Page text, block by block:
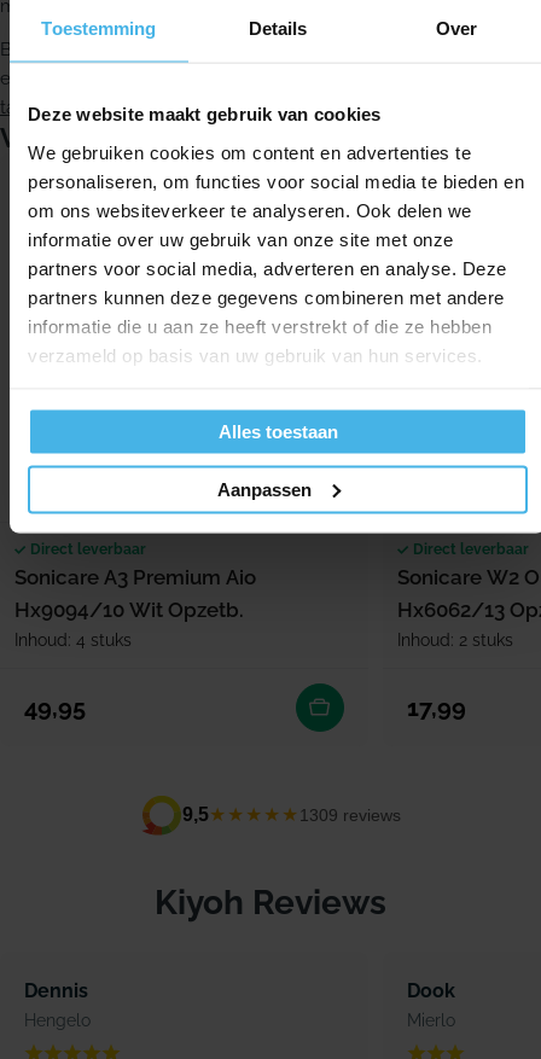
Toestemming Details Over
Deze website maakt gebruik van cookies
We gebruiken cookies om content en advertenties te
personaliseren, om functies voor social media te bieden en
om ons websiteverkeer te analyseren. Ook delen we
informatie over uw gebruik van onze site met onze
partners voor social media, adverteren en analyse. Deze
partners kunnen deze gegevens combineren met andere
informatie die u aan ze heeft verstrekt of die ze hebben
verzameld op basis van uw gebruik van hun services.
Alles toestaan
Aanpassen
memo-borstelharen geven tijdig een seintje.
Bestel de W2 Optimal White HX6062/13 Zwart bij Glunder voor
een scherpe prijs. Bekijk ook onze volledige selectie
tanden productenen allePhilips Sonicare producten
Vergelijkbare producten
Direct leverbaar
Sonicare A3 Premium Aio
Hx9094/10 Wit Opzetb.
Inhoud: 4 stuks
Normale prijs
49,95
Direct leverbaar
Sonicare W2
Hx6062/13
Inhoud: 2 stuks
Normale prijs
17,99
9,5★★★★★ 1309 reviews
Kiyoh Reviews
Dennis
Hengelo
Dook
Mierlo